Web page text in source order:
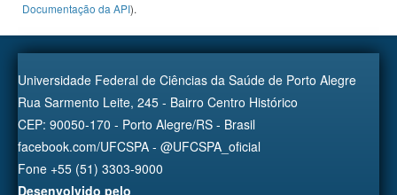
Documentação da API).
Universidade Federal de Ciências da Saúde de Porto Alegre
Rua Sarmento Leite, 245 - Bairro Centro Histórico
CEP: 90050-170 - Porto Alegre/RS - Brasil
facebook.com/UFCSPA - @UFCSPA_oficial
Fone +55 (51) 3303-9000
Desenvolvido pelo